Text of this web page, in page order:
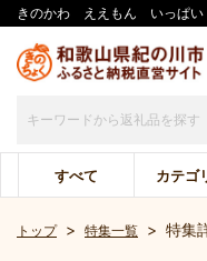
きのかわ ええもん いっぱい
すべて カテゴ
トップ > 特集一覧 > 特集